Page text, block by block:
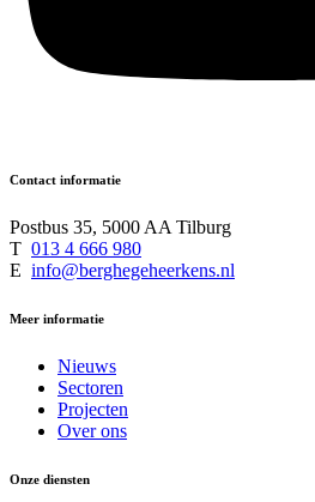
Contact informatie
Postbus 35, 5000 AA Tilburg
T 013 4 666 980
E info@berghegeheerkens.nl
Meer informatie
Nieuws
Sectoren
Projecten
Over ons
Onze diensten